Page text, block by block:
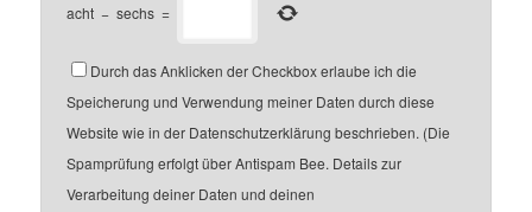
acht − sechs =
Durch das Anklicken der Checkbox erlaube ich die
Speicherung und Verwendung meiner Daten durch diese
Website wie in der Datenschutzerklärung beschrieben. (Die
Spamprüfung erfolgt über Antispam Bee. Details zur
Verarbeitung deiner Daten und deinen